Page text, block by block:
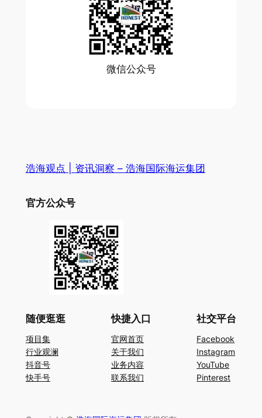
微信公众号
浩海观点 | 资讯洞察 – 浩海国际海运集团
官方公众号
随便逛逛
项目集
行业观澜
抖音号
快手号
快捷入口
官网首页
关于我们
业务内容
联系我们
社交平台
Facebook
Instagram
YouTube
Pinterest